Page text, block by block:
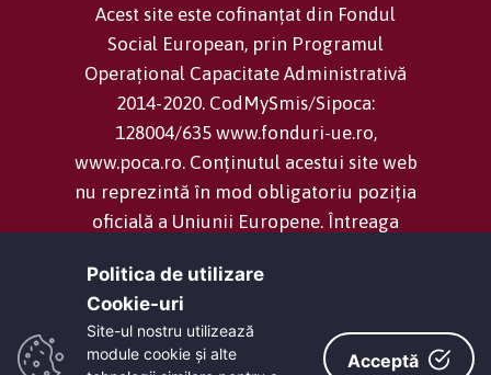
Acest site este cofinanțat din Fondul
Social European, prin Programul
Operațional Capacitate Administrativă
2014-2020. CodMySmis/Sipoca:
128004/635 www.fonduri-ue.ro,
www.poca.ro. Conținutul acestui site web
nu reprezintă în mod obligatoriu poziția
oficială a Uniunii Europene. Întreaga
coerenței informațiilor prezentate revine
inițiatorilor site-ului web.
Politica de utilizare
Cookie-uri‎
Site-ul nostru utilizează
module cookie și alte
Acceptă